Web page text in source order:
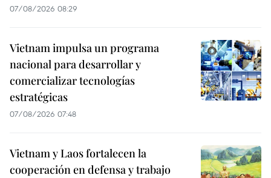
07/08/2026 08:29
Vietnam impulsa un programa
nacional para desarrollar y
comercializar tecnologías
estratégicas
07/08/2026 07:48
Vietnam y Laos fortalecen la
cooperación en defensa y trabajo